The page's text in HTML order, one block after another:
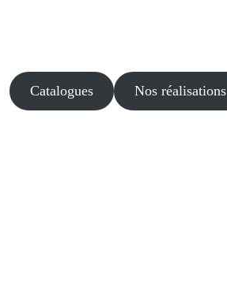
Catalogues Nos réalisations